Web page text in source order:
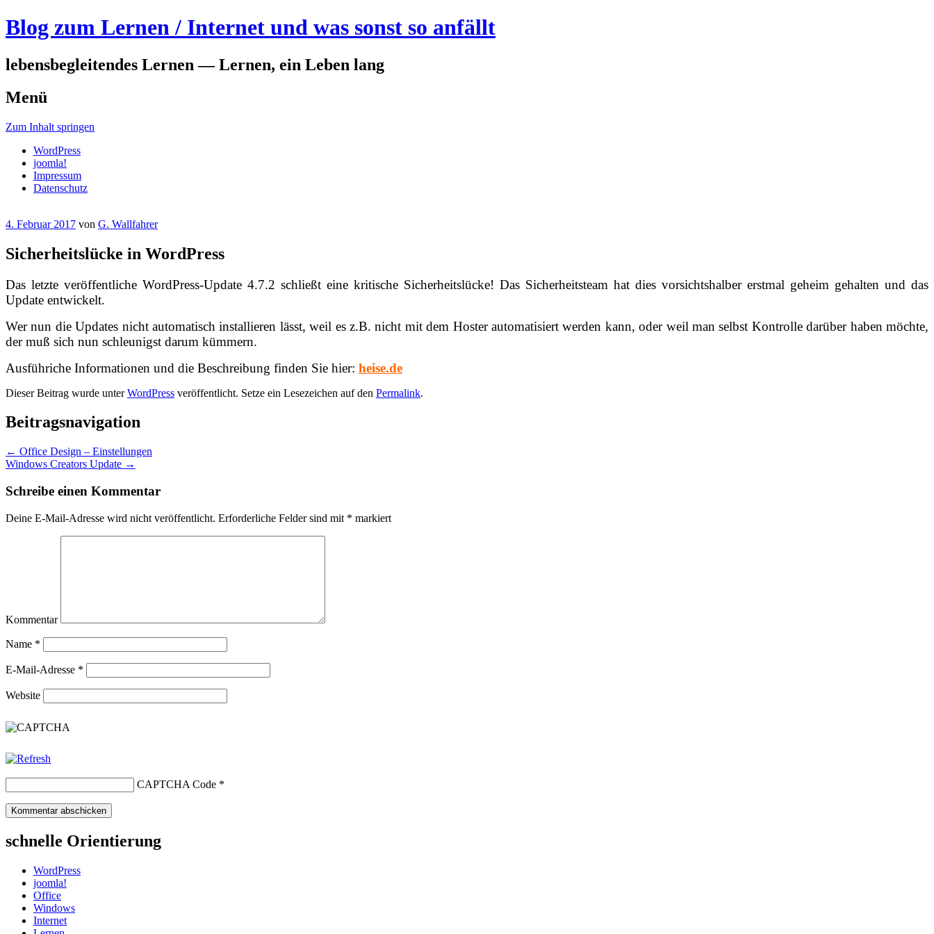
Blog zum Lernen / Internet und was sonst so anfällt
lebensbegleitendes Lernen — Lernen, ein Leben lang
Menü
Zum Inhalt springen
WordPress
joomla!
Impressum
Datenschutz
4. Februar 2017 von G. Wallfahrer
Sicherheitslücke in WordPress
Das letzte veröffentliche WordPress-Update 4.7.2 schließt eine kritische Sicherheitslücke! Das Sicherheitsteam hat dies vorsichtshalber erstmal geheim gehalten und das
Update entwickelt.
Wer nun die Updates nicht automatisch installieren lässt, weil es z.B. nicht mit dem Hoster automatisiert werden kann, oder weil man selbst Kontrolle darüber haben möchte,
der muß sich nun schleunigst darum kümmern.
Ausführiche Informationen und die Beschreibung finden Sie hier: heise.de
Dieser Beitrag wurde unterWordPress veröffentlicht. Setze ein Lesezeichen auf den Permalink.
Beitragsnavigation
← Office Design – Einstellungen
Windows Creators Update →
Schreibe einen Kommentar
Deine E-Mail-Adresse wird nicht veröffentlicht. Erforderliche Felder sind mit * markiert
Kommentar
Name *
E-Mail-Adresse *
Website
CAPTCHA Code *
schnelle Orientierung
WordPress
joomla!
Office
Windows
Internet